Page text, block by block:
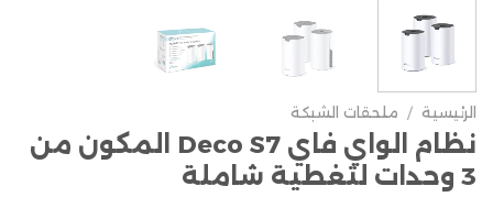
الرئيسية / ملحقات الشبكة
نظام الواي فاي Deco S7 المكون من
3 وحدات لتغطية شاملة